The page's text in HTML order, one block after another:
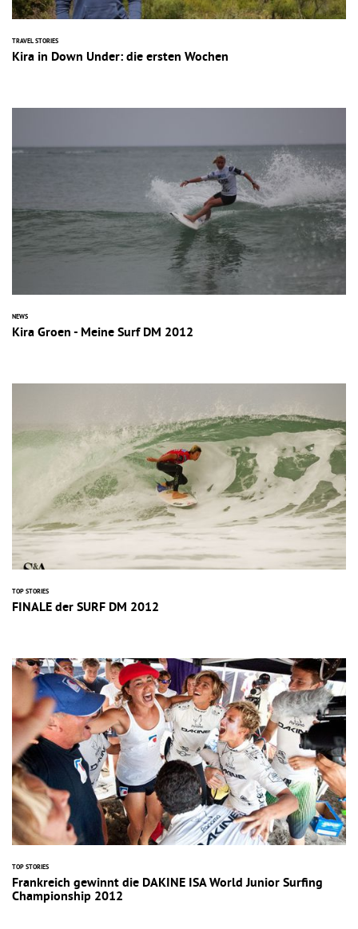
TRAVEL STORIES
Kira in Down Under: die ersten Wochen
NEWS
Kira Groen - Meine Surf DM 2012
TOP STORIES
FINALE der SURF DM 2012
TOP STORIES
Frankreich gewinnt die DAKINE ISA World Junior Surfing
Championship 2012